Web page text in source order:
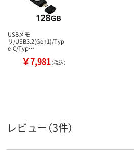
USBメモ
リ/USB3.2(Gen1)/Typ
e-C/Typ…
￥7,981（税込）
レビュー（3件）